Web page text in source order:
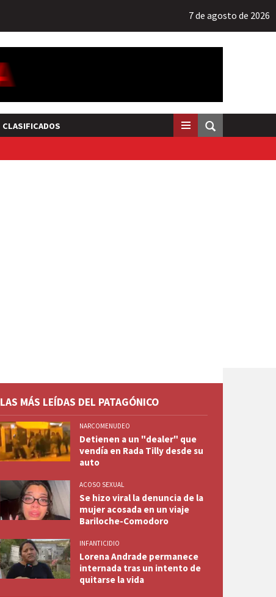
7 de agosto de 2026
CLASIFICADOS
LAS MÁS LEÍDAS DEL PATAGÓNICO
NARCOMENUDEO
Detienen a un "dealer" que
vendía en Rada Tilly desde su
auto
ACOSO SEXUAL
Se hizo viral la denuncia de la
mujer acosada en un viaje
Bariloche-Comodoro
INFANTICIDIO
Lorena Andrade permanece
internada tras un intento de
quitarse la vida